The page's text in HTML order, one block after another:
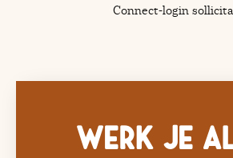
Connect-login
Werk je